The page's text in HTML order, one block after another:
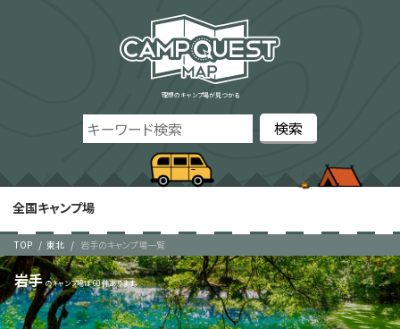
理想のキャンプ場が見つかる
全国キャンプ場
TOP 東北 岩手のキャンプ場一覧
岩手 60